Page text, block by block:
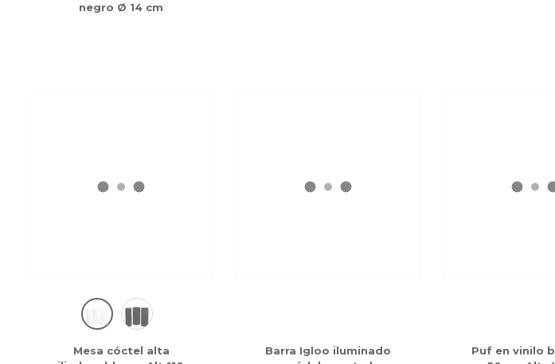
negro Ø 14 cm
Mesa cóctel alta
Barra Igloo iluminado
Puf en vinilo